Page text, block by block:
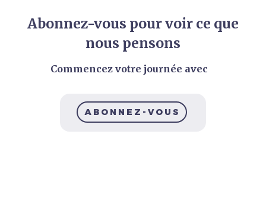
Abonnez-vous pour voir ce que
nous pensons
Commencez votre journée avec BLF
ABONNEZ-VOUS